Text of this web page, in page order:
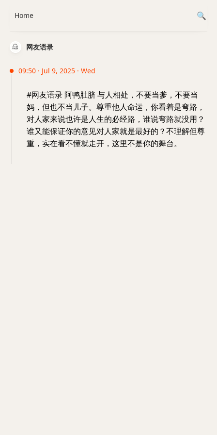
网友语录
09:50 · Jul 9, 2025 · Wed
#网友语录 阿鸭肚脐 与人相处，不要当爹，不要当
妈，但也不当儿子。尊重他人命运，你看着是弯路，
对人家来说也许是人生的必经路，谁说弯路就没用？
谁又能保证你的意见对人家就是最好的？不理解但尊
重，实在看不懂就走开，这里不是你的舞台。
Home